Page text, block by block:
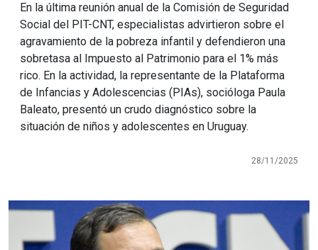
En la última reunión anual de la Comisión de Seguridad
Social del PIT-CNT, especialistas advirtieron sobre el
agravamiento de la pobreza infantil y defendieron una
sobretasa al Impuesto al Patrimonio para el 1% más
rico. En la actividad, la representante de la Plataforma
de Infancias y Adolescencias (PIAs), socióloga Paula
Baleato, presentó un crudo diagnóstico sobre la
situación de niños y adolescentes en Uruguay.
28/11/2025
Imagen